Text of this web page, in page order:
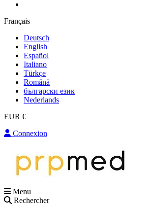
Français
Deutsch
English
Español
Italiano
Türkçe
Română
български език
Nederlands
EUR €
Connexion
Menu
Rechercher